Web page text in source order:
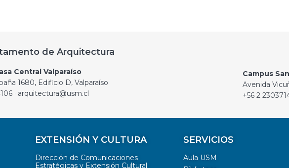
de Arquitectura
Central Valparaíso
1680, Edificio D, Valparaíso
· arquitectura@usm.cl
Campus
Avenida
+56 2
EXTENSIÓN Y CULTURA
Dirección de Comunicaciones
Estratégicas y Extensión Cultural
SERVICIOS
Aula USM